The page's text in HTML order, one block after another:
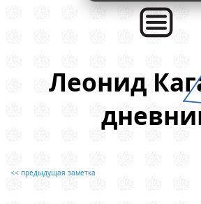
Леонид
<< предыдущая заметка